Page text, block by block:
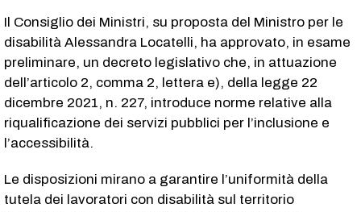
Il Consiglio dei Ministri, su proposta del Ministro per le
disabilità Alessandra Locatelli, ha approvato, in esame
preliminare, un decreto legislativo che, in attuazione
dell’articolo 2, comma 2, lettera e), della legge 22
dicembre 2021, n. 227, introduce norme relative alla
riqualificazione dei servizi pubblici per l’inclusione e
l’accessibilità.
Le disposizioni mirano a garantire l’uniformità della
tutela dei lavoratori con disabilità sul territorio